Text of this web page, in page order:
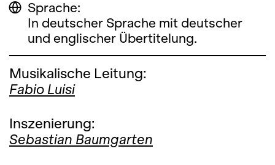
Sprache:
In deutscher Sprache mit deutscher
und englischer Übertitelung.
Musikalische Leitung:
Fabio Luisi
Inszenierung:
Sebastian Baumgarten